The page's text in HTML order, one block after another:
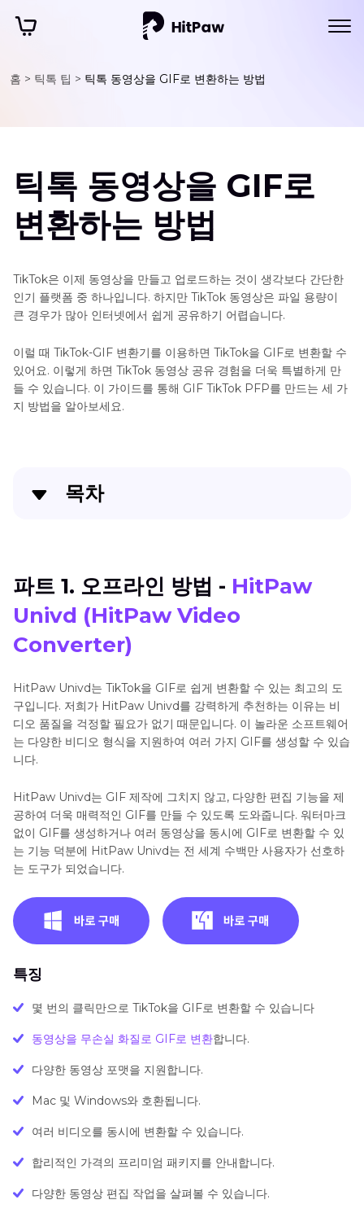
홈 > 틱톡 팁 > 틱톡 동영상을 GIF로 변환하는 방법
틱톡 동영상을 GIF로
변환하는 방법
TikTok은 이제 동영상을 만들고 업로드하는 것이 생각보다 간단한
인기 플랫폼 중 하나입니다. 하지만 TikTok 동영상은 파일 용량이
큰 경우가 많아 인터넷에서 쉽게 공유하기 어렵습니다.
이럴 때 TikTok-GIF 변환기를 이용하면 TikTok을 GIF로 변환할 수
있어요. 이렇게 하면 TikTok 동영상 공유 경험을 더욱 특별하게 만
들 수 있습니다. 이 가이드를 통해 GIF TikTok PFP를 만드는 세 가
지 방법을 알아보세요.
목차
파트 2. 온라인 방법 - HitPaw 온라인으로 비디오를
GIF로 변환하기
파트 3. 기본 방법 - TikTok에서 동영상을 GIF로 변환
마무리
파트 1. 오프라인 방법 - HitPaw
Univd (HitPaw Video
Converter)
HitPaw Univd는 TikTok을 GIF로 쉽게 변환할 수 있는 최고의 도
구입니다. 저희가 HitPaw Univd를 강력하게 추천하는 이유는 비
디오 품질을 걱정할 필요가 없기 때문입니다. 이 놀라운 소프트웨어
는 다양한 비디오 형식을 지원하여 여러 가지 GIF를 생성할 수 있습
니다.
HitPaw Univd는 GIF 제작에 그치지 않고, 다양한 편집 기능을 제
공하여 더욱 매력적인 GIF를 만들 수 있도록 도와줍니다. 워터마크
없이 GIF를 생성하거나 여러 동영상을 동시에 GIF로 변환할 수 있
는 기능 덕분에 HitPaw Univd는 전 세계 수백만 사용자가 선호하
는 도구가 되었습니다.
특징
몇 번의 클릭만으로 TikTok을 GIF로 변환할 수 있습니다
동영상을 무손실 화질로 GIF로 변환합니다.
다양한 동영상 포맷을 지원합니다.
Mac 및 Windows와 호환됩니다.
여러 비디오를 동시에 변환할 수 있습니다.
합리적인 가격의 프리미엄 패키지를 안내합니다.
다양한 동영상 편집 작업을 살펴볼 수 있습니다.